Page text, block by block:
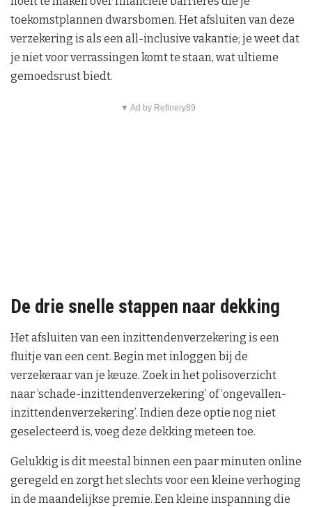
toekomstplannen dwarsbomen. Het afsluiten van deze
verzekering is als een all-inclusive vakantie; je weet dat
je niet voor verrassingen komt te staan, wat ultieme
gemoedsrust biedt.
▼ Ad by Refinery89
De drie snelle stappen naar dekking
Het afsluiten van een inzittendenverzekering is een
fluitje van een cent. Begin met inloggen bij de
verzekeraar van je keuze. Zoek in het polisoverzicht
naar ‘schade-inzittendenverzekering’ of ‘ongevallen-
inzittendenverzekering’. Indien deze optie nog niet
geselecteerd is, voeg deze dekking meteen toe.
Gelukkig is dit meestal binnen een paar minuten online
geregeld en zorgt het slechts voor een kleine verhoging
in de maandelijkse premie. Een kleine inspanning die